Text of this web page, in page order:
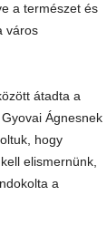
a természet és
város
átadta a
Ágnesnek
hogy
elismernünk,
a